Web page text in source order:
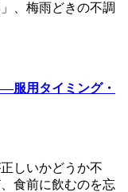
、梅雨どきの不調
服用タイミング・
しいかどうか不
食前に飲むのを忘